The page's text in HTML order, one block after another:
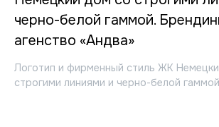
Логотип и фирменный стиль ЖК
строгими линиями и черно-белой гаммой